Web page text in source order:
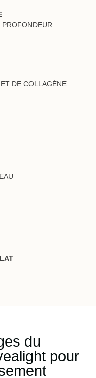
PROFONDEUR
DE COLLAGÈNE
du
pour